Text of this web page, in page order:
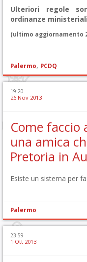
Ulteriori regole
ordinanze
(ultimo aggiornamento
Palermo, PCDQ
19:20
26 Nov 2013
Come faccio
una amica
Pretoria in
Esiste un sistema per
Palermo
23:59
1 Ott 2013